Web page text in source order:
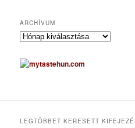
ARCHÍVUM
A
c
h
u
LEGTÖBBET KERESETT